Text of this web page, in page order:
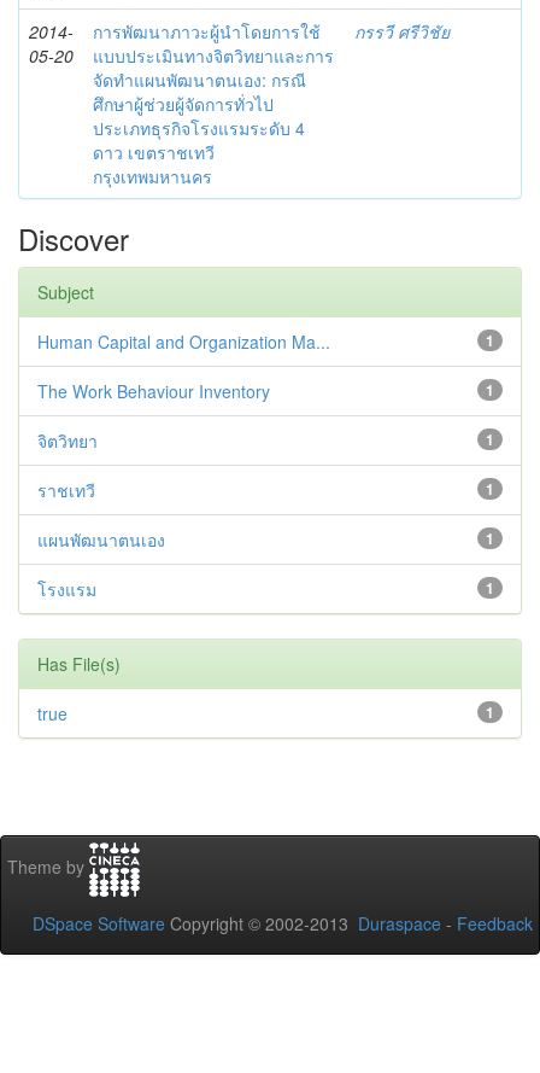
2014-
05-20
การพัฒนาภาวะผู้นำโดยการใช้
แบบประเมินทางจิตวิทยาและการ
จัดทำแผนพัฒนาตนเอง: กรณี
ศึกษาผู้ช่วยผู้จัดการทั่วไป
ประเภทธุรกิจโรงแรมระดับ 4
ดาว เขตราชเทวี
กรุงเทพมหานคร
กรรวี ศรีวิชัย
Discover
Subject
1
Human Capital and Organization Ma...
1
The Work Behaviour Inventory
1
จิตวิทยา
1
ราชเทวี
1
แผนพัฒนาตนเอง
1
โรงแรม
Has File(s)
1
true
Theme by
DSpace Software Copyright © 2002-2013 Duraspace - Feedback